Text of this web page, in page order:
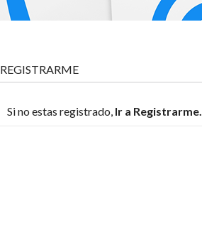
REGISTRARME
Si no estas registrado, Ir a Registrarme...